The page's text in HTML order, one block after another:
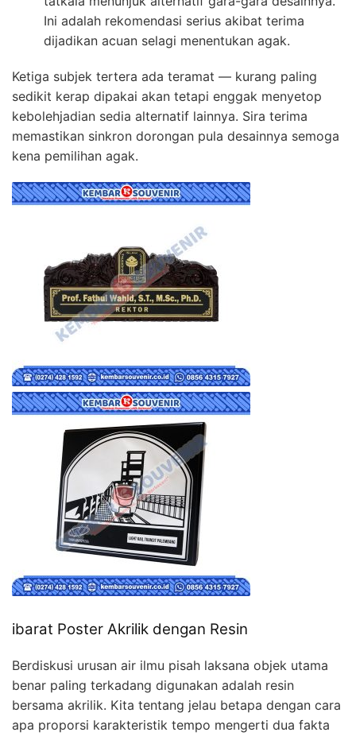
Ini adalah rekomendasi serius akibat terima
dijadikan acuan selagi menentukan agak.
Ketiga subjek tertera ada teramat — kurang paling
sedikit kerap dipakai akan tetapi enggak menyetop
kebolehjadian sedia alternatif lainnya. Sira terima
memastikan sinkron dorongan pula desainnya semoga
kena pemilihan agak.
ibarat Poster Akrilik dengan Resin
Berdiskusi urusan air ilmu pisah laksana objek utama
benar paling terkadang digunakan adalah resin
bersama akrilik. Kita tentang jelau betapa dengan cara
apa proporsi karakteristik tempo mengerti dua fakta